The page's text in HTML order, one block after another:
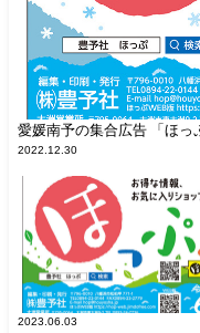
愛媛南予の集合広告 「ほっ
2022.12.30
2023.06.03